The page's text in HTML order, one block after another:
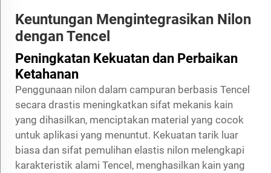
Keuntungan Mengintegrasikan Nilon
dengan Tencel
Peningkatan Kekuatan dan Perbaikan
Ketahanan
Penggunaan nilon dalam campuran berbasis Tencel
secara drastis meningkatkan sifat mekanis kain
yang dihasilkan, menciptakan material yang cocok
untuk aplikasi yang menuntut. Kekuatan tarik luar
biasa dan sifat pemulihan elastis nilon melengkapi
karakteristik alami Tencel, menghasilkan kain yang